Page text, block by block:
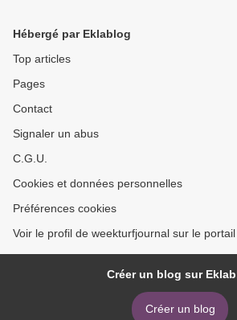
Hébergé par Eklablog
Top articles
Pages
Contact
Signaler un abus
C.G.U.
Cookies et données personnelles
Préférences cookies
Voir le profil de weekturfjournal sur le
Créer un blog sur
Créer un blog